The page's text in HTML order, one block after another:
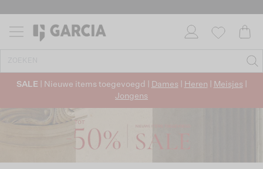
SALE | Nieuwe items toegevoegd | Dames Heren Meisjes
Jongens